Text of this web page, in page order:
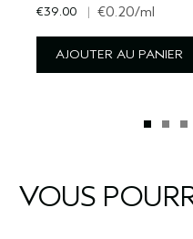
€39.00 | €0.20/ml
AJOUTER AU PANIER
VOUS